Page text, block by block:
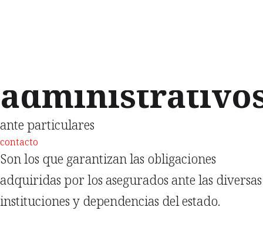
ante particulares
contacto
Son los que garantizan las obligaciones
adquiridas por los asegurados ante las diversas
instituciones y dependencias del estado.